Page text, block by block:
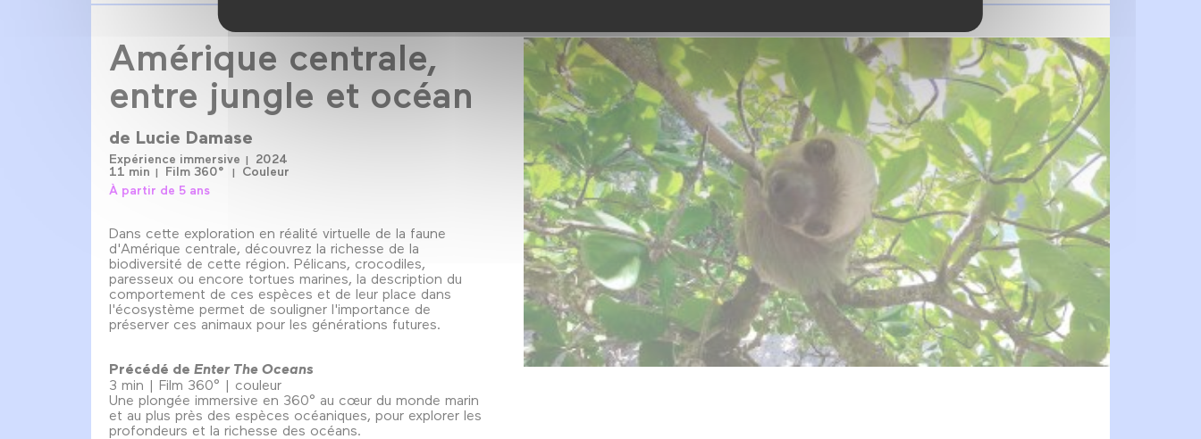
Amérique centrale,
entre jungle et océan
de Lucie Damase
Expérience immersive
2024
11 min
Film 360°
Couleur
À partir de 5 ans
Dans cette exploration en réalité virtuelle de la faune
d'Amérique centrale, découvrez la richesse de la
biodiversité de cette région. Pélicans, crocodiles,
paresseux ou encore tortues marines, la description du
comportement de ces espèces et de leur place dans
l'écosystème permet de souligner l'importance de
préserver ces animaux pour les générations futures.
Précédé de Enter The Oceans
3 min | Film 360° | couleur
Une plongée immersive en 360° au cœur du monde marin
et au plus près des espèces océaniques, pour explorer les
profondeurs et la richesse des océans.